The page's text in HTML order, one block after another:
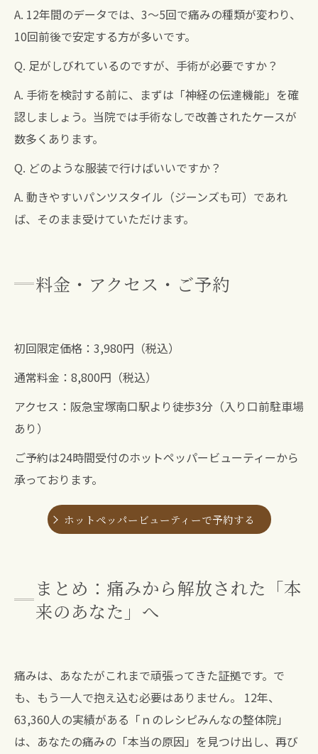
A. 12年間のデータでは、3〜5回で痛みの種類が変わり、
10回前後で安定する方が多いです。
Q. 足がしびれているのですが、手術が必要ですか？
A. 手術を検討する前に、まずは「神経の伝達機能」を確
認しましょう。当院では手術なしで改善されたケースが
数多くあります。
Q. どのような服装で行けばいいですか？
A. 動きやすいパンツスタイル（ジーンズも可）であれ
ば、そのまま受けていただけます。
料金・アクセス・ご予約
初回限定価格：3,980円（税込）
通常料金：8,800円（税込）
アクセス：阪急宝塚南口駅より徒歩3分（入り口前駐車場
あり）
ご予約は24時間受付のホットペッパービューティーから
承っております。
ホットペッパービューティーで予約する
まとめ：痛みから解放された「本
来のあなた」へ
痛みは、あなたがこれまで頑張ってきた証拠です。で
も、もう一人で抱え込む必要はありません。 12年、
63,360人の実績がある「ｎのレシピみんなの整体院」
は、あなたの痛みの「本当の原因」を見つけ出し、再び